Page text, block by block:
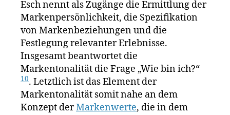
Esch nennt als Zugänge die Ermittlung der
Markenpersönlichkeit, die Spezifikation
von Markenbeziehungen und die
Festlegung relevanter Erlebnisse.
Insgesamt beantwortet die
Markentonalität die Frage „Wie bin ich?“
10. Letztlich ist das Element der
Markentonalität somit nahe an dem
Konzept derMarkenwerte, die in dem